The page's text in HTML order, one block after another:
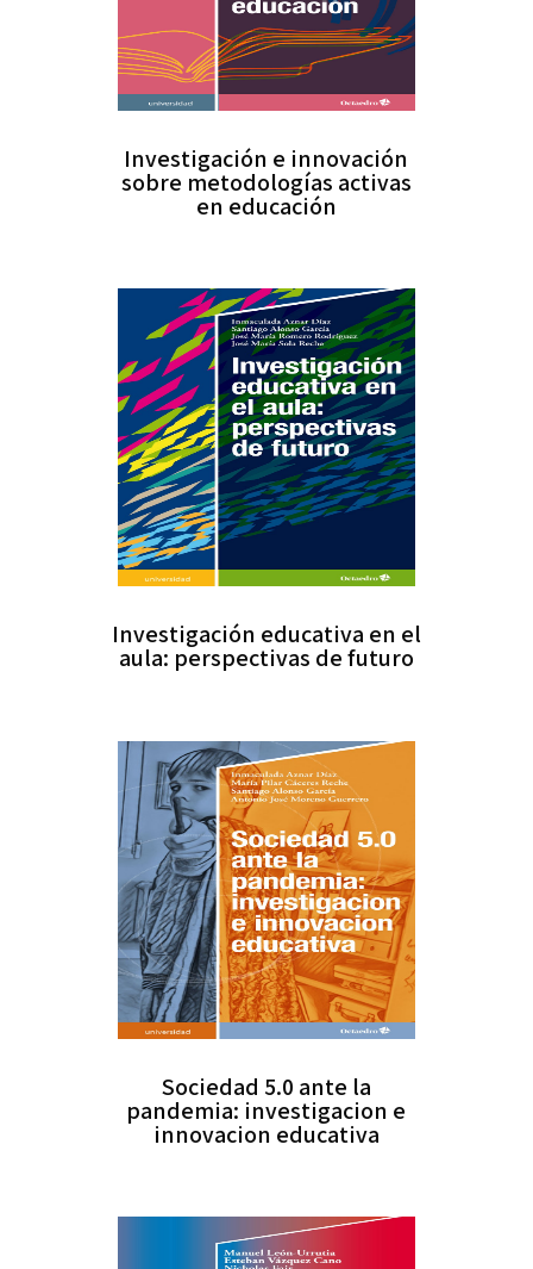
Investigación e innovación
sobre metodologías activas
en educación
Investigación educativa en el
aula: perspectivas de futuro
Sociedad 5.0 ante la
pandemia: investigacion e
innovacion educativa